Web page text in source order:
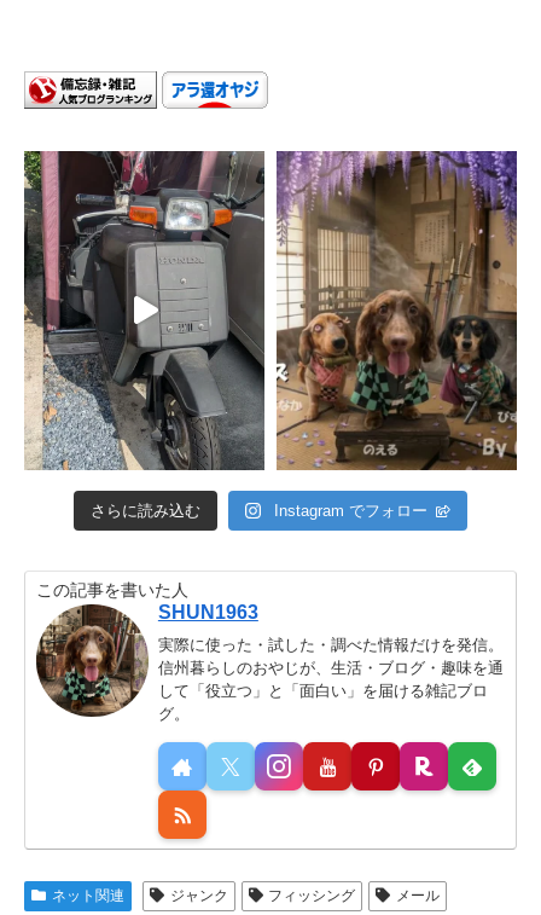
さらに読み込む Instagram でフォロー
この記事を書いた人
SHUN1963
実際に使った・試した・調べた情報だけを発信。
信州暮らしのおやじが、生活・ブログ・趣味を通
して「役立つ」と「面白い」を届ける雑記ブロ
グ。
ネット関連 ジャンク フィッシング メール